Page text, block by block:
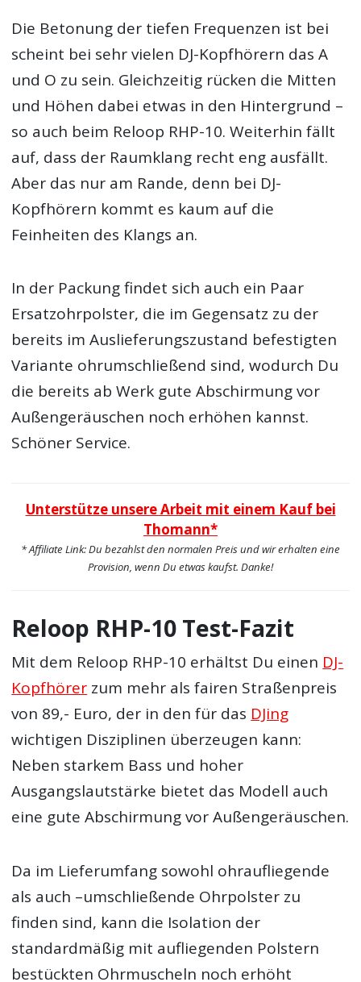
Die Betonung der tiefen Frequenzen ist bei
scheint bei sehr vielen DJ-Kopfhörern das A
und O zu sein. Gleichzeitig rücken die Mitten
und Höhen dabei etwas in den Hintergrund –
so auch beim Reloop RHP-10. Weiterhin fällt
auf, dass der Raumklang recht eng ausfällt.
Aber das nur am Rande, denn bei DJ-
Kopfhörern kommt es kaum auf die
Feinheiten des Klangs an.
In der Packung findet sich auch ein Paar
Ersatzohrpolster, die im Gegensatz zu der
bereits im Auslieferungszustand befestigten
Variante ohrumschließend sind, wodurch Du
die bereits ab Werk gute Abschirmung vor
Außengeräuschen noch erhöhen kannst.
Schöner Service.
Unterstütze unsere Arbeit mit einem Kauf bei
Thomann*
* Affiliate Link: Du bezahlst den normalen Preis und wir erhalten eine
Provision, wenn Du etwas kaufst. Danke!
Reloop RHP-10 Test-Fazit
Mit dem Reloop RHP-10 erhältst Du einen DJ-
Kopfhörer zum mehr als fairen Straßenpreis
von 89,- Euro, der in den für das DJing
wichtigen Disziplinen überzeugen kann:
Neben starkem Bass und hoher
Ausgangslautstärke bietet das Modell auch
eine gute Abschirmung vor Außengeräuschen.
Da im Lieferumfang sowohl ohraufliegende
als auch –umschließende Ohrpolster zu
finden sind, kann die Isolation der
standardmäßig mit aufliegenden Polstern
bestückten Ohrmuscheln noch erhöht